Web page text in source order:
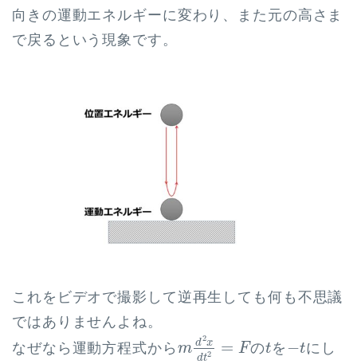
向きの運動エネルギーに変わり、また元の高さま
で戻るという現象です。
これをビデオで撮影して逆再生しても何も不思議
ではありませんよね。
なぜなら運動方程式から m d2x
dt2 = F
d2
のt
tを −t
t にし